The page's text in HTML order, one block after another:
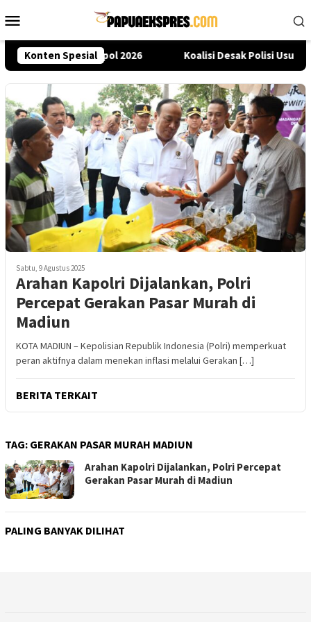
ke
Mobile
Konten Spesial
Lewat Seleksi Akpol 2026 Koalisi Desak Polisi Usut
Sabtu, 9 Agustus 2025
Arahan Kapolri Dijalankan, Polri
Percepat Gerakan Pasar Murah di
Madiun
KOTA MADIUN – Kepolisian Republik Indonesia (Polri) memperkuat
peran aktifnya dalam menekan inflasi melalui Gerakan […]
BERITA TERKAIT
TAG: GERAKAN PASAR MURAH MADIUN
Arahan Kapolri Dijalankan, Polri Percepat
Gerakan Pasar Murah di Madiun
PALING BANYAK DILIHAT